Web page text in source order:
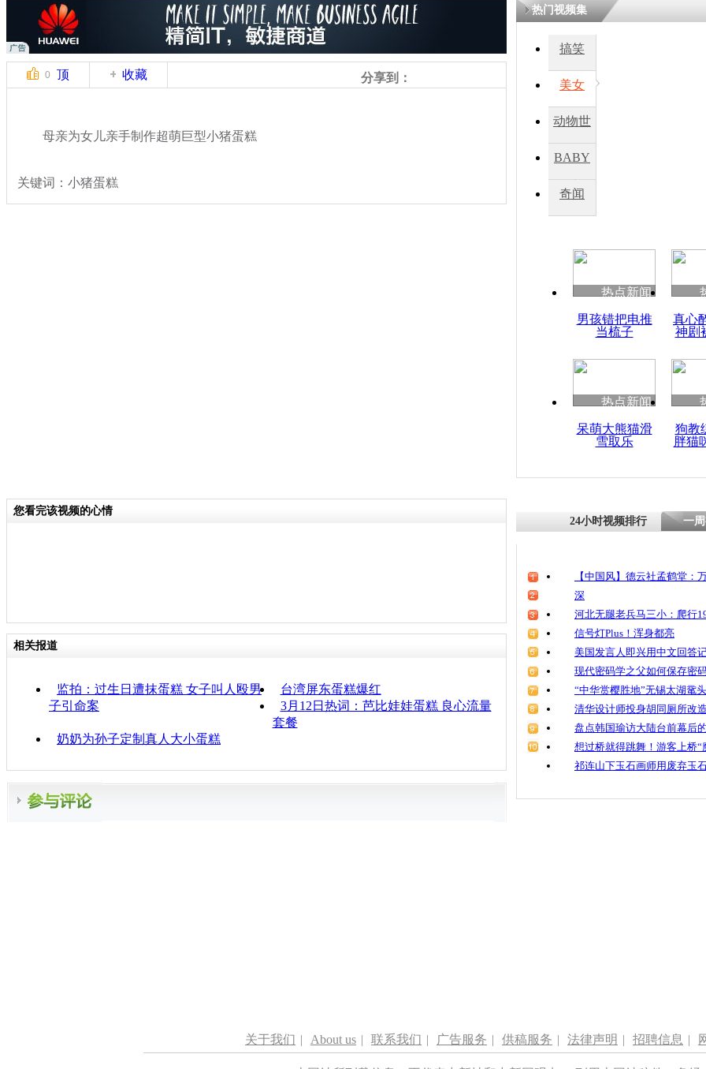
0 顶 收藏 分享到：
母亲为女儿亲手制作超萌巨型小猪蛋糕
关键词：小猪蛋糕
热门视频集
搞笑
美女
动物世
BABY
秀
奇闻
热点新闻
男孩错把电推
当梳子
真心
神剧
热点新闻
呆萌大熊猫滑
雪取乐
狗教
胖猫
您看完该视频的心情
相关报道
监拍：过生日遭抹蛋糕 女子叫人殴男
子引命案
台湾屏东蛋糕爆红
3月12日热词：芭比娃娃蛋糕 良心流量
套餐
奶奶为孙子定制真人大小蛋糕
24小时视频排行 一
【中国风】德云社孟鹤堂：
深
河北无腿老兵马三小：爬行
信号灯Plus！浑身都亮
美国发言人即兴用中文回答
现代密码学之父如何保存
“中华赏樱胜地”无锡太湖鼋
清华设计师投身胡同厕所改
盘点韩国瑜访大陆台前幕后
想过桥就得跳舞！游客上桥“
祁连山下玉石画师用废弃玉
关于我们 | About us | 联系我们 | 广告服务 | 供稿服务 | 法律声明 | 招聘信息 |